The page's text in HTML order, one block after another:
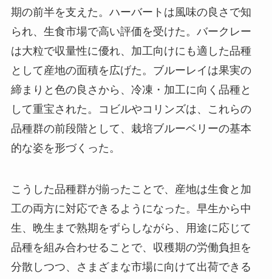
期の前半を支えた。ハーバートは風味の良さで知
られ、生食市場で高い評価を受けた。バークレー
は大粒で収量性に優れ、加工向けにも適した品種
として産地の面積を広げた。ブルーレイは果実の
締まりと色の良さから、冷凍・加工に向く品種と
して重宝された。コビルやコリンズは、これらの
品種群の前段階として、栽培ブルーベリーの基本
的な姿を形づくった。
こうした品種群が揃ったことで、産地は生食と加
工の両方に対応できるようになった。早生から中
生、晩生まで熟期をずらしながら、用途に応じて
品種を組み合わせることで、収穫期の労働負担を
分散しつつ、さまざまな市場に向けて出荷できる